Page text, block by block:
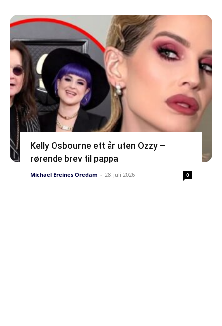
Kelly Osbourne ett år uten Ozzy –
rørende brev til pappa
Michael Breines Oredam - 28. juli 2026 0